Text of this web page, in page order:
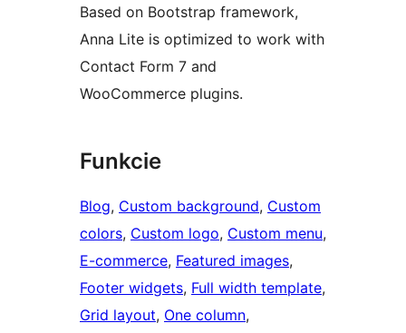
Based on Bootstrap framework,
Anna Lite is optimized to work with
Contact Form 7 and
WooCommerce plugins.
Funkcie
Blog, Custom background, Custom
colors, Custom logo, Custom menu
E-commerce, Featured images
Footer widgets, Full width template
Grid layout, One column